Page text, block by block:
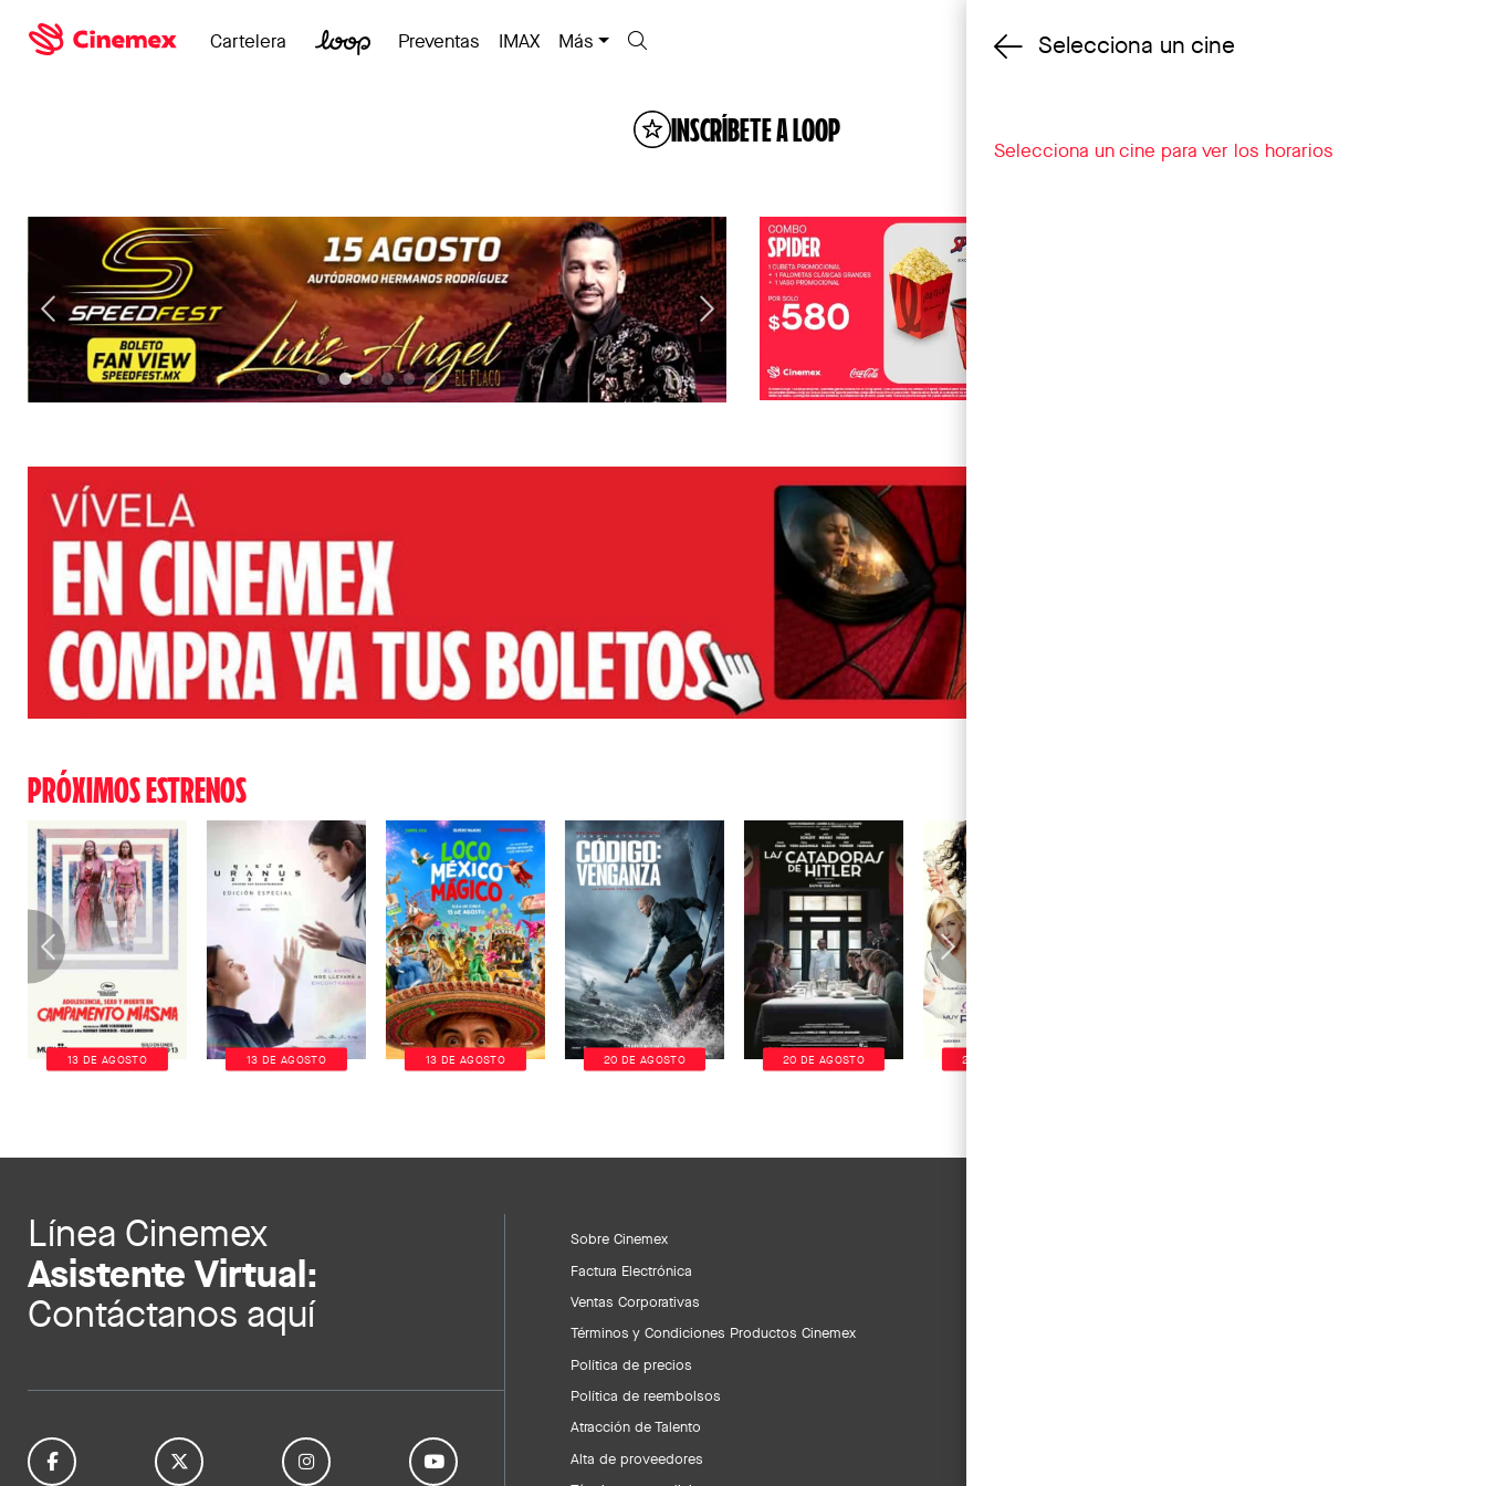
Cambiar cine
Cartelera Preventas IMAX Más
INSCRÍBETE A LOOP
PRÓXIMOS ESTRENOS
13 DE AGOSTO 13 DE AGOSTO 13 DE AGOSTO 20 DE AGOSTO 20 DE AGOSTO 20 DE AGOSTO
Línea Cinemex
Asistente Virtual:
Contáctanos aquí
Sobre Cinemex
Factura Electrónica
Ventas Corporativas
Términos y Condiciones Productos Cinemex
Política de precios
Política de reembolsos
Atracción de Talento
Alta de proveedores
Selecciona un cine
Selecciona un cine para ver los horarios